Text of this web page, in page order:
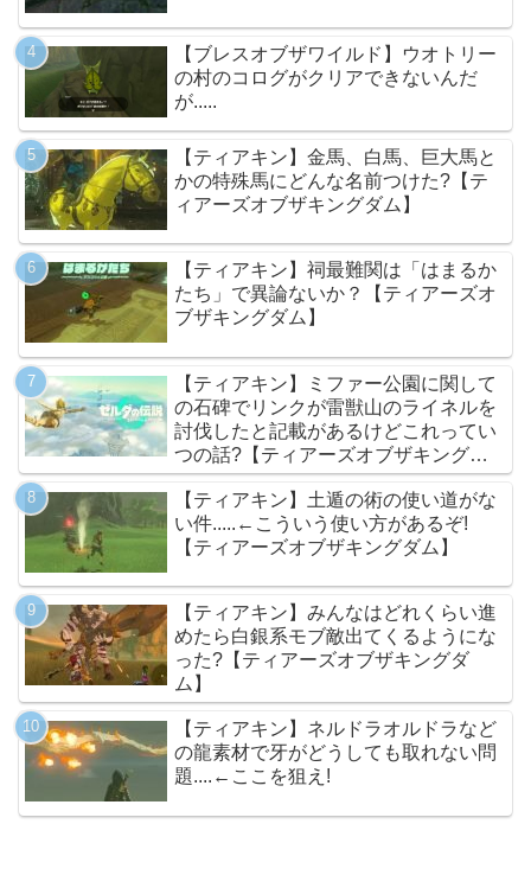
【ブレスオブザワイルド】ウオトリー
の村のコログがクリアできないんだ
が.....
【ティアキン】金馬、白馬、巨大馬と
かの特殊馬にどんな名前つけた?【テ
ィアーズオブザキングダム】
【ティアキン】祠最難関は「はまるか
たち」で異論ないか？【ティアーズオ
ブザキングダム】
【ティアキン】ミファー公園に関して
の石碑でリンクが雷獣山のライネルを
討伐したと記載があるけどこれってい
つの話?【ティアーズオブザキングダ
ム】
【ティアキン】土遁の術の使い道がな
い件.....←こういう使い方があるぞ!
【ティアーズオブザキングダム】
【ティアキン】みんなはどれくらい進
めたら白銀系モブ敵出てくるようにな
った?【ティアーズオブザキングダ
ム】
【ティアキン】ネルドラオルドラなど
の龍素材で牙がどうしても取れない問
題....←ここを狙え!